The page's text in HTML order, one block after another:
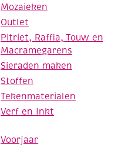
Mozaieken
Outlet
Pitriet, Raffia, Touw en
Macramegarens
Sieraden maken
Stoffen
Tekenmaterialen
Verf en Inkt
Voorjaar